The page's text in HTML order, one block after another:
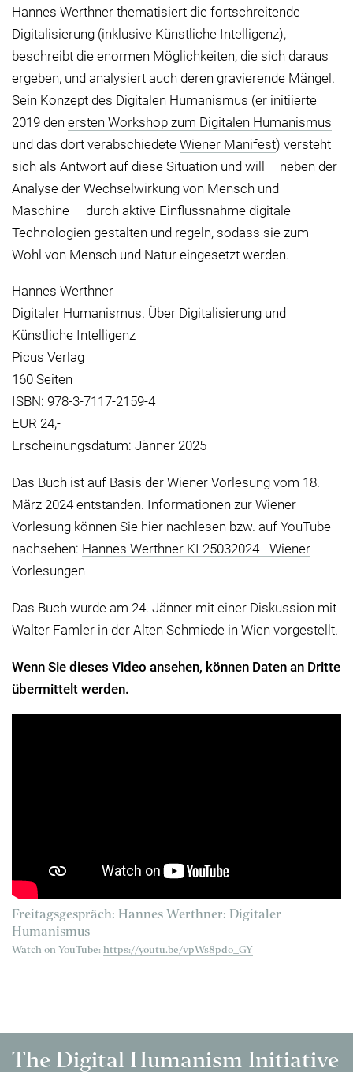
Hannes Werthner thematisiert die fortschreitende
Digitalisierung (inklusive Künstliche Intelligenz),
beschreibt die enormen Möglichkeiten, die sich daraus
ergeben, und analysiert auch deren gravierende Mängel.
Sein Konzept des Digitalen Humanismus (er initiierte
2019 den ersten Workshop zum Digitalen Humanismus
und das dort verabschiedete Wiener Manifest) versteht
sich als Antwort auf diese Situation und will – neben der
Analyse der Wechselwirkung von Mensch und
Maschine – durch aktive Einflussnahme digitale
Technologien gestalten und regeln, sodass sie zum
Wohl von Mensch und Natur eingesetzt werden.
Hannes Werthner
Digitaler Humanismus. Über Digitalisierung und
Künstliche Intelligenz
Picus Verlag
160 Seiten
ISBN: 978-3-7117-2159-4
EUR 24,-
Erscheinungsdatum: Jänner 2025
Das Buch ist auf Basis der Wiener Vorlesung vom 18.
März 2024 entstanden. Informationen zur Wiener
Vorlesung können Sie hier nachlesen bzw. auf YouTube
nachsehen: Hannes Werthner KI 25032024 - Wiener
Vorlesungen
Das Buch wurde am 24. Jänner mit einer Diskussion mit
Walter Famler in der Alten Schmiede in Wien vorgestellt.
Wenn Sie dieses Video ansehen, können Daten an Dritte
übermittelt werden.
Freitagsgespräch: Hannes Werthner: Digitaler
Humanismus
Watch on YouTube: https://youtu.be/vpWs8pdo_GY
The Digital Humanism Initiative